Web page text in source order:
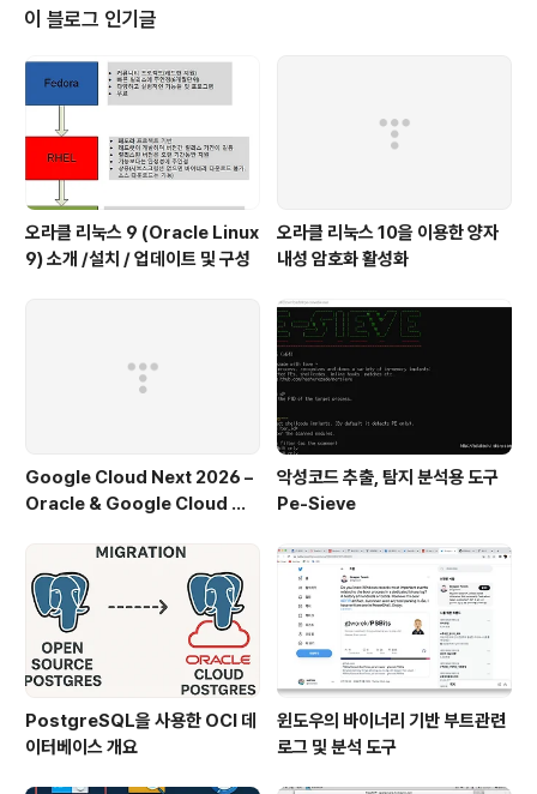
한 설치 방법은 간단한 구글링으로 찾아 볼 수 있는데요. 찾
아보면 대부분 우분투 기반으로 설치 하고 있고, apt-get i
nstall 명령어로 간단하게 설치하고 있는 것을 확인할 수
있습니다. 이번 시간에는 오라클 리눅스 9 버전에서 설치
를 해 보고자 합니다. 먼저 아래와 같이 dnf in..
이 블로그 인기글
오라클 리눅스 9 (Oracle Linux
9) 소개 /설치 / 업데이트 및 구성
오라클 리눅스 10을 이용한 양자
내성 암호화 활성화
Google Cloud Next 2026 –
Oracle & Google Cloud 파
악성코드 추출, 탐지 분석용 도구
Pe-Sieve
PostgreSQL을 사용한 OCI 데
이터베이스 개요
윈도우의 바이너리 기반 부트관련
로그 및 분석 도구